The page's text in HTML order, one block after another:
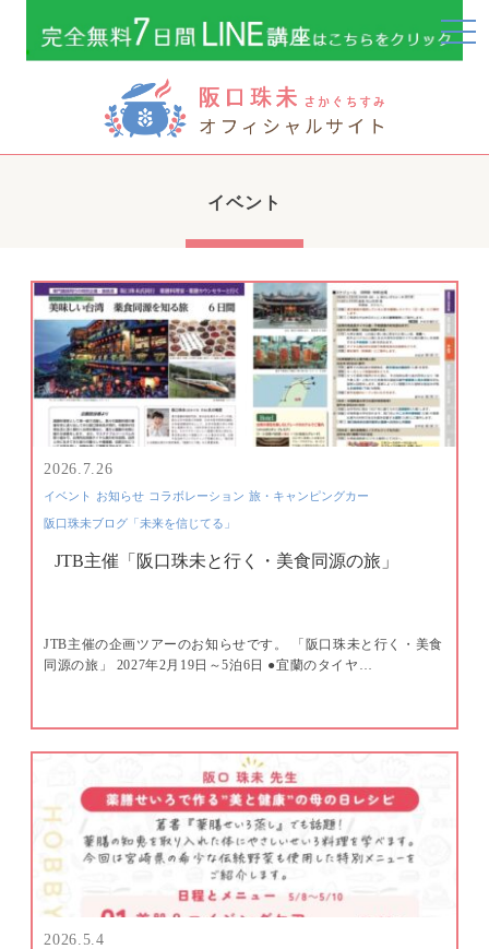
イベント
2026.7.26
イベント お知らせ コラボレーション 旅・キャンピングカー
阪口珠未ブログ「未来を信じてる」
JTB主催「阪口珠未と行く・美食同源の旅」
JTB主催の企画ツアーのお知らせです。 「阪口珠未と行く・美食
同源の旅」 2027年2月19日～5泊6日 ●宜蘭のタイヤ…
2026.5.4